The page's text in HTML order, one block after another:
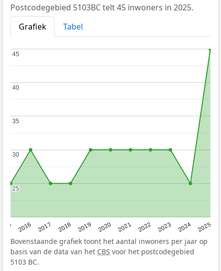
Postcodegebied 5103BC telt 45 inwoners in 2025.
Grafiek
Tabel
2016 2017 2018 2019 2020 2021 2022 2023 2024 2025
25
25
30
30
35
35
40
40
45
45
Bovenstaande grafiek toont het aantal inwoners per jaar op
basis van de data van het CBS voor het postcodegebied
5103 BC.